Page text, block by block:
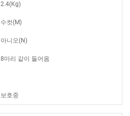
2.4(Kg)
수컷(M)
아니오(N)
8마리 같이 들어옴
보호중